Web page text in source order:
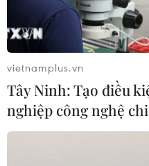
Cố vấn quân sự
sốc, tuyên bố hàng
đã thiệt mạng
04/08/2026 15:51
Liban và Israel nối lại
vietnamplus.vn
Tây Ninh: Tạo điều
nghiệp công nghệ